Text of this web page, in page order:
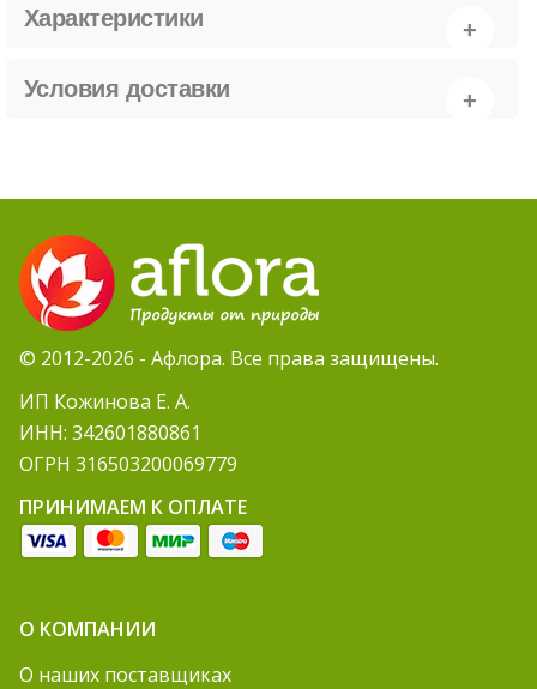
Характеристики
Условия доставки
© 2012-2026 - Афлора. Все права защищены.
ИП Кожинова Е. А.
ИНН: 342601880861
ОГРН 316503200069779
ПРИНИМАЕМ К ОПЛАТЕ
О КОМПАНИИ
О наших поставщиках